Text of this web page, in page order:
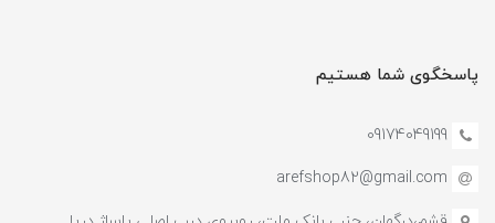
پاسخگوی شما هستیم
09174049199
arefshop82@gmail.com